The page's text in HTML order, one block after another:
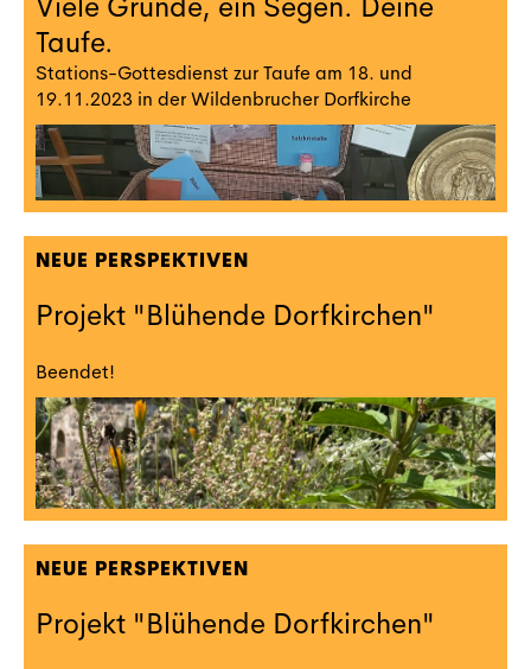
Taufe.
Stations-Gottesdienst zur Taufe am 18. und
19.11.2023 in der Wildenbrucher Dorfkirche
NEUE PERSPEKTIVEN
Projekt "Blühende Dorfkirchen"
Beendet!
NEUE PERSPEKTIVEN
Projekt "Blühende Dorfkirchen"